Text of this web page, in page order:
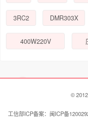
3RC2 DMR303X
400W220V
©
工信部ICP备案：闽ICP备